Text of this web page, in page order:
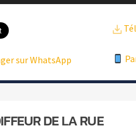
les
flèches
pour
sur WhatsApp
DE LA RUE